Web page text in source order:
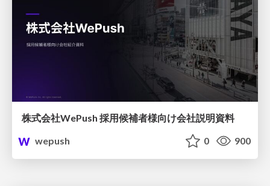
株式会社WePush 採用候補者様向け会社説明資料
wepush
0 900